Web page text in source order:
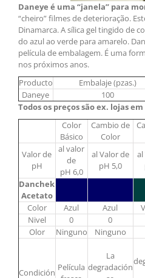
Daneye é uma “janela” para
“cheiro” filmes de deterioração.
Dinamarca. A sílica gel tingido de
do azul ao verde para amarelo.
película de embalagem. É uma
nos próximos anos.
Producto
Embalaje (pzas.)
Daneye
100
Todos os preços são ex. lojas
Color
Básico
Cambio de
Color
Valor de
pH
al valor
de
pH 6,0
al Valor de
pH 5,0
al
Danchek
Acetato
Color
Azul Azul
Nivel
0 0
Olor
Ninguno Ninguno
Condición Película
La
degradación